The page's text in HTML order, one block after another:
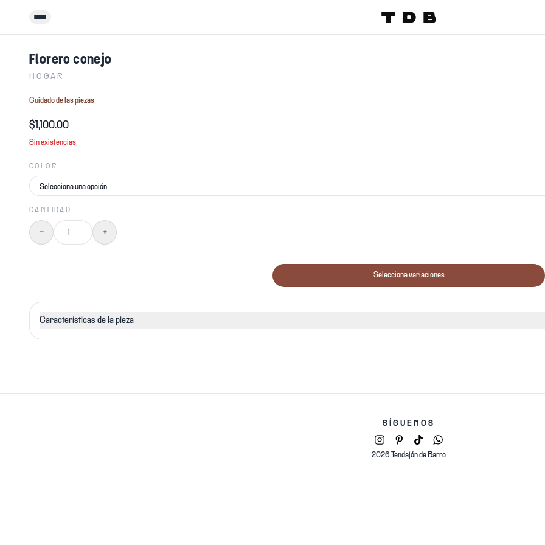
Florero conejo
HOGAR
Cuidado de las piezas
$1,100.00
Sin existencias
COLOR
CANTIDAD
− +
Selecciona variaciones
Características de la pieza
SÍGUENOS
2026 Tendajón de Barro